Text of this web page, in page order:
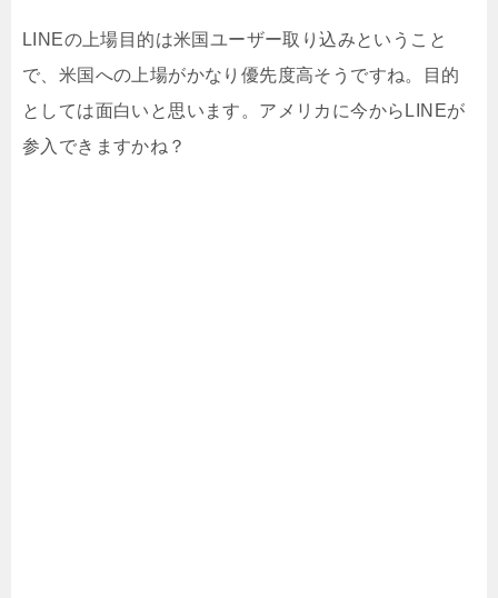
LINEの上場目的は米国ユーザー取り込みということ
で、米国への上場がかなり優先度高そうですね。目的
としては面白いと思います。アメリカに今からLINEが
参入できますかね？